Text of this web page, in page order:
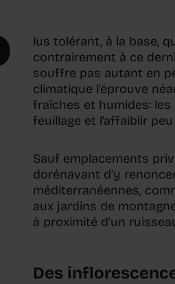
lus tolérant, à la base,
contrairement à ce
souffre pas autant en
climatique l’éprouve
fraîches et humides: les
feuillage et l’affaiblir
Sauf emplacements
dorénavant d’y
méditerranéennes,
aux jardins de
à proximité d’un
Des